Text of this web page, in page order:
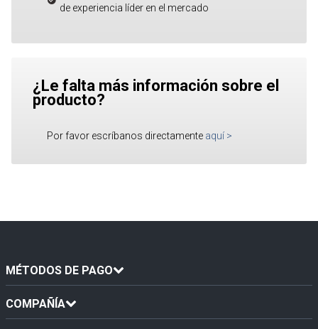
de experiencia líder en el mercado
¿Le falta más información sobre el
producto?
Por favor escríbanos directamente aquí >
MÉTODOS DE PAGO
COMPAÑÍA